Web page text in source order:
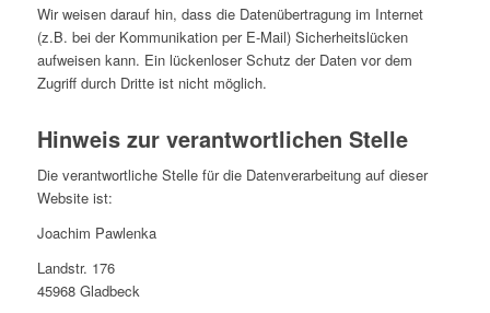
Wir weisen darauf hin, dass die Datenübertragung im Internet
(z.B. bei der Kommunikation per E-Mail) Sicherheitslücken
aufweisen kann. Ein lückenloser Schutz der Daten vor dem
Zugriff durch Dritte ist nicht möglich.
Hinweis zur verantwortlichen Stelle
Die verantwortliche Stelle für die Datenverarbeitung auf dieser
Website ist:
Joachim Pawlenka
Landstr. 176
45968 Gladbeck